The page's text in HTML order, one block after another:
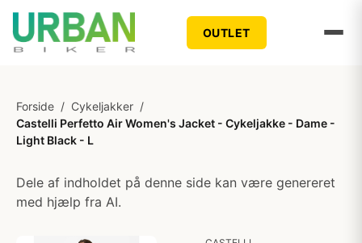
OUTLET
Forside / Cykeljakker /
Castelli Perfetto Air Women's Jacket - Cykeljakke - Dame -
Light Black - L
Dele af indholdet på denne side kan være genereret
med hjælp fra AI.